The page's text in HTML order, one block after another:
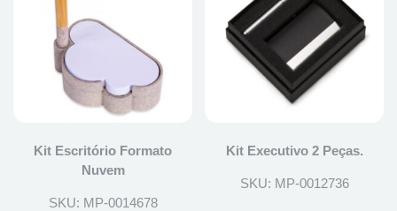
Kit Escritório Formato
Nuvem
SKU: MP-0014678
Kit Executivo 2 Peças.
SKU: MP-0012736